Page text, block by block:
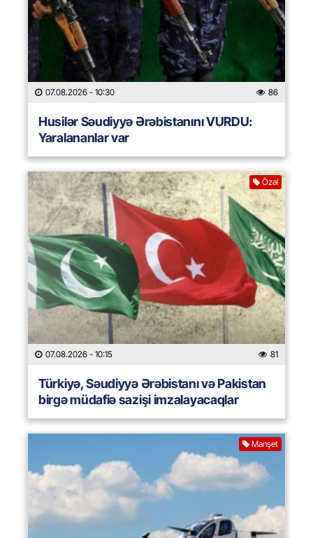
07.08.2026 - 10:30 86
Husilər Səudiyyə Ərəbistanını VURDU:
Yaralananlar var
Özəl
07.08.2026 - 10:15 81
Türkiyə, Səudiyyə Ərəbistanı və Pakistan
birgə müdafiə sazişi imzalayacaqlar
Manşet